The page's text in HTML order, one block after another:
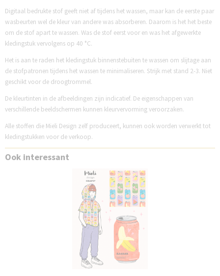
Digitaal bedrukte stof geeft niet af tijdens het wassen, maar kan de eerste paar
wasbeurten wel de kleur van andere was absorberen. Daarom is het het beste
om de stof apart te wassen. Was de stof eerst voor en was het afgewerkte
kledingstuk vervolgens op 40 °C.
Het is aan te raden het kledingstuk binnenstebuiten te wassen om slijtage aan
de stofpatronen tijdens het wassen te minimaliseren. Strijk met stand 2-3. Niet
geschikt voor de droogtrommel.
De kleurtinten in de afbeeldingen zijn indicatief. De eigenschappen van
verschillende beeldschermen kunnen kleurvervorming veroorzaken.
Alle stoffen die Mieli Design zelf produceert, kunnen ook worden verwerkt tot
kledingstukken voor de verkoop.
Ook interessant